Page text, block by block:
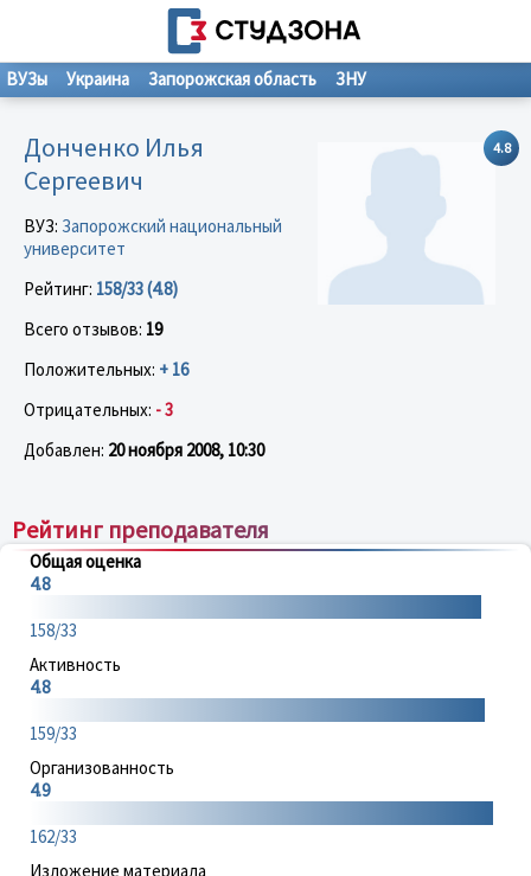
ВУЗы Украина Запорожская область ЗНУ
4.8
Донченко Илья
Сергеевич
ВУЗ: Запорожский национальный
университет
Рейтинг: 158/33 (4.8)
Всего отзывов: 19
Положительных: + 16
Отрицательных: - 3
Добавлен: 20 ноября 2008, 10:30
Рейтинг преподавателя
Общая оценка
4.8
158/33
Активность
4.8
159/33
Организованность
4.9
162/33
Изложение материала